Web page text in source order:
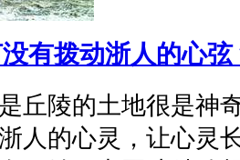
有拨动浙人的心弦
丘陵的土地很是神
人的心灵，让心灵